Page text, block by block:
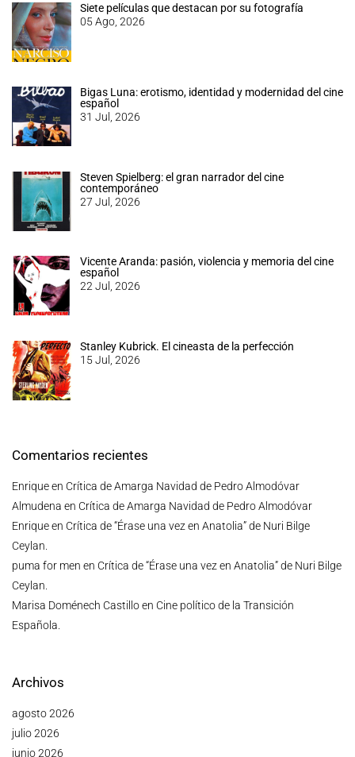
Siete películas que destacan por su fotografía
05 Ago, 2026
Bigas Luna: erotismo, identidad y modernidad del cine
español
31 Jul, 2026
Steven Spielberg: el gran narrador del cine
contemporáneo
27 Jul, 2026
Vicente Aranda: pasión, violencia y memoria del cine
español
22 Jul, 2026
Stanley Kubrick. El cineasta de la perfección
15 Jul, 2026
Comentarios recientes
Enriqueen Crítica de Amarga Navidad de Pedro Almodóvar
Almudena en Crítica de Amarga Navidad de Pedro Almodóvar
Enriqueen Crítica de “Érase una vez en Anatolia” de Nuri Bilge
Ceylan.
puma for men en Crítica de “Érase una vez en Anatolia” de Nuri Bilge
Ceylan.
Marisa Doménech Castilloen Cine político de la Transición
Española.
Archivos
agosto 2026
julio 2026
junio 2026